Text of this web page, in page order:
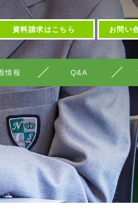
資料請求はこちら お問い
情報 Q&A